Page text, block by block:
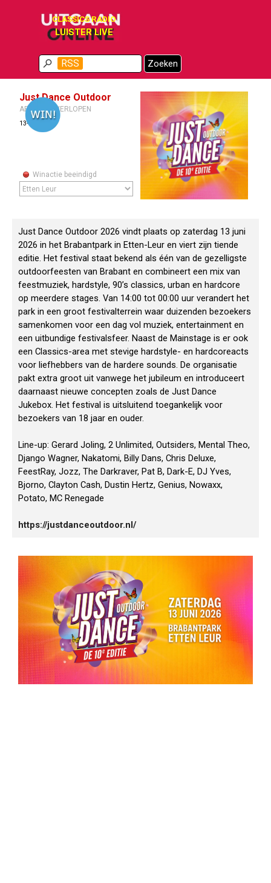
CLASSICS RADIO
LUISTER LIVE
Zoeken
RSS
Menu overslaan
Just Dance Outdoor
ARCHIEF / VERLOPEN
13-06-2026
Winactie beeindigd
Just Dance Outdoor 2026 vindt plaats op zaterdag 13 juni
2026 in het Brabantpark in Etten-Leur en viert zijn tiende
editie. Het festival staat bekend als één van de gezelligste
outdoorfeesten van Brabant en combineert een mix van
feestmuziek, hardstyle, 90’s classics, urban en hardcore
op meerdere stages. Van 14:00 tot 00:00 uur verandert het
park in een groot festivalterrein waar duizenden bezoekers
samenkomen voor een dag vol muziek, entertainment en
een uitbundige festivalsfeer. Naast de Mainstage is er ook
een Classics-area met stevige hardstyle- en hardcoreacts
voor liefhebbers van de hardere sounds. De organisatie
pakt extra groot uit vanwege het jubileum en introduceert
daarnaast nieuwe concepten zoals de Just Dance
Jukebox. Het festival is uitsluitend toegankelijk voor
bezoekers van 18 jaar en ouder.
Line-up: Gerard Joling, 2 Unlimited, Outsiders, Mental Theo,
Django Wagner, Nakatomi, Billy Dans, Chris Deluxe,
FeestRay, Jozz, The Darkraver, Pat B, Dark-E, DJ Yves,
Bjorno, Clayton Cash, Dustin Hertz, Genius, Nowaxx,
Potato, MC Renegade
https://justdanceoutdoor.nl/